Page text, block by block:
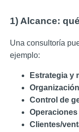
1) Alcance:
Una consultoría
ejemplo:
Estrategia y
Control de
Clientes/